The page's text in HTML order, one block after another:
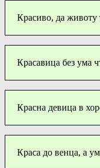
Красиво, да животу
Красавица без ума
Красна девица в
Краса до венца, а